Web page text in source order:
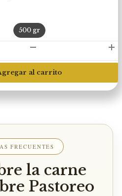
500 gr
al carrito
FRECUENTES
la carne
Pastoreo